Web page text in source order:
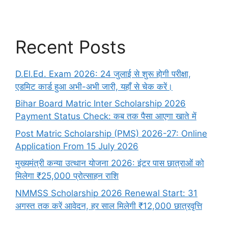
Recent Posts
D.El.Ed. Exam 2026: 24 जुलाई से शुरू होगी परीक्षा,
एडमिट कार्ड हुआ अभी-अभी जारी, यहाँ से चेक करें।
Bihar Board Matric Inter Scholarship 2026
Payment Status Check: कब तक पैसा आएगा खाते में
Post Matric Scholarship (PMS) 2026-27: Online
Application From 15 July 2026
मुख्यमंत्री कन्या उत्थान योजना 2026: इंटर पास छात्राओं को
मिलेगा ₹25,000 प्रोत्साहन राशि
NMMSS Scholarship 2026 Renewal Start: 31
अगस्त तक करें आवेदन, हर साल मिलेगी ₹12,000 छात्रवृत्ति